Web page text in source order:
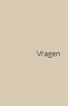
Vragen